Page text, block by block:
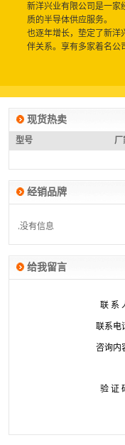
新洋兴业有限公司是一家
质的半导体供应服务。
也逐年增长，垫定了新洋
伴关系。享有多家着名公
现货热卖
型号 厂
经销品牌
没有信息没有信息
给我留言
联 系
联系电
咨询内
验 证